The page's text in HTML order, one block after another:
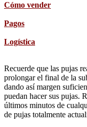
Cómo vender
Pagos
Logística
Recuerde que las pujas
prolongar el final de la
dando así margen
puedan hacer sus pujas.
últimos minutos de
de pujas totalmente